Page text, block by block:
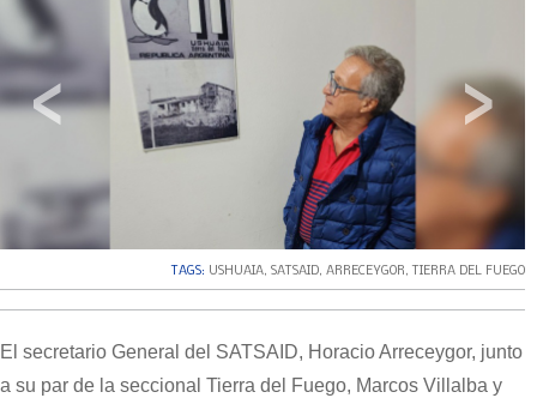
‹ ›
TAGS: USHUAIA, SATSAID, ARRECEYGOR, TIERRA DEL FUEGO
El secretario General del SATSAID, Horacio Arreceygor, junto
a su par de la seccional Tierra del Fuego, Marcos Villalba y